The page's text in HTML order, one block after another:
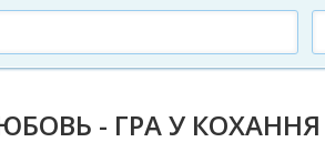
- ГРА У КОХАННЯ